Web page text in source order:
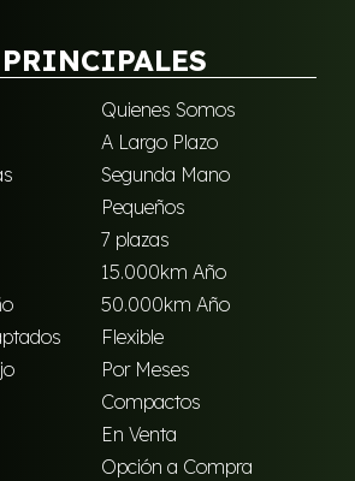
Quienes Somos
A Largo Plazo
Segunda Mano
Pequeños
7 plazas
15.000km Año
50.000km Año
Flexible
Por Meses
Compactos
En Venta
Opción a Compra